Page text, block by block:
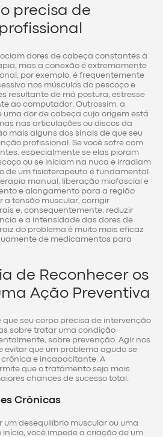
precisa de
dores de cabeça constantes à
mas a conexão é extremamente
por exemplo, é frequentemente
nos músculos do pescoço e
resultante de má postura, estresse
ao computador. Outrossim, a
uma dor de cabeça cuja origem está
nas articulações ou discos da
mais alguns dos sinais de que seu
profissional. Se você sofre com
especialmente se elas pioram
ou se iniciam na nuca e irradiam
de um fisioterapeuta é fundamental.
manual, liberação miofascial e
e alongamento para a região
a tensão muscular, corrigir
e, consequentemente, reduzir
e a intensidade das dores de
do problema é muito mais eficaz
de medicamentos para
de Reconhecer os
Ação Preventiva
que seu corpo precisa de intervenção
sobre tratar uma condição
sobre prevenção. Agir nos
evitar que um problema agudo se
e incapacitante. A
que o tratamento seja mais
chances de sucesso total.
Crônicas
um desequilíbrio muscular ou uma
você impede a criação de um